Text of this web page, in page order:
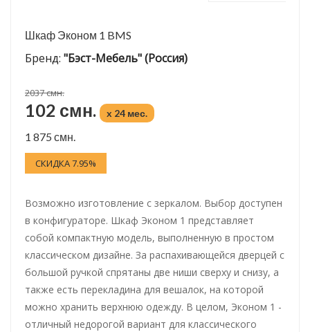
Шкаф Эконом 1 BMS
Бренд: "Бэст-Мебель" (Россия)
2037 смн.
102 смн. x 24 мес.
1 875 смн.
СКИДКА 7.95%
Возможно изготовление с зеркалом. Выбор доступен
в конфигураторе. Шкаф Эконом 1 представляет
собой компактную модель, выполненную в простом
классическом дизайне. За распахивающейся дверцей с
большой ручкой спрятаны две ниши сверху и снизу, а
также есть перекладина для вешалок, на которой
можно хранить верхнюю одежду. В целом, Эконом 1 -
отличный недорогой вариант для классического